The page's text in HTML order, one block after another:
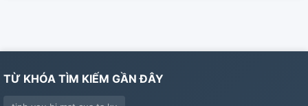
TỪ KHÓA TÌM KIẾM GẦN ĐÂY